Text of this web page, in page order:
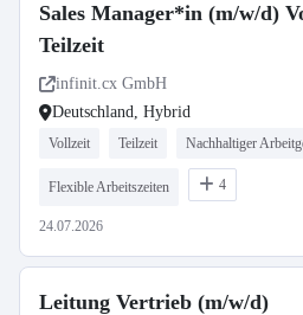
Sales Manager*in (m/w/d)
Teilzeit
infinit.cx GmbH
Deutschland, Hybrid
Vollzeit Teilzeit Nachhaltiger
Flexible Arbeitszeiten 4
24.07.2026
Leitung Vertrieb (m/w/d)